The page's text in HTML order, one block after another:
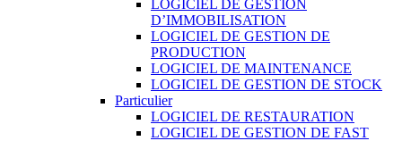
LOGICIEL DE GESTION
D’IMMOBILISATION
LOGICIEL DE GESTION DE
PRODUCTION
LOGICIEL DE MAINTENANCE
LOGICIEL DE GESTION DE STOCK
Particulier
LOGICIEL DE RESTAURATION
LOGICIEL DE GESTION DE FAST